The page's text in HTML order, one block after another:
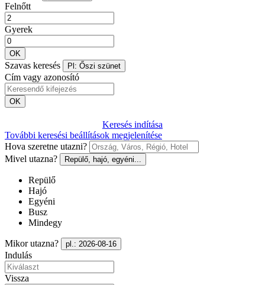
Felnőtt
Gyerek
OK
Szavas keresés Pl: Őszi szünet
Cím vagy azonosító
OK
Keresés indítása
További keresési beállítások megjelenítése
Hova szeretne utazni?
Mivel utazna?
Repülő, hajó, egyéni...
Repülő
Hajó
Egyéni
Busz
Mindegy
Mikor utazna? pl.: 2026-08-16
Indulás
Vissza